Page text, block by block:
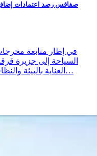
صفاقس رصد اعتمادات
في إطار متابعة مخرجات
السياحة إلى جزيرة
العناية بالبيئة والنظافة والارتقاء بجودة المحيط السياحي، تم…